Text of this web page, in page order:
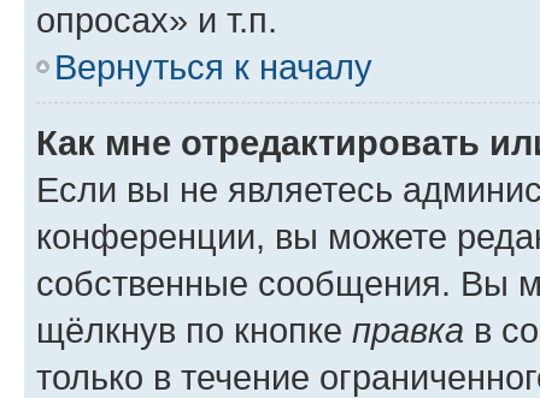
опросах» и т.п.
Вернуться к началу
Как мне отредактировать
Если вы не являетесь
конференции, вы можете
собственные сообщения. Вы
щёлкнув по кнопке правка в
только в течение